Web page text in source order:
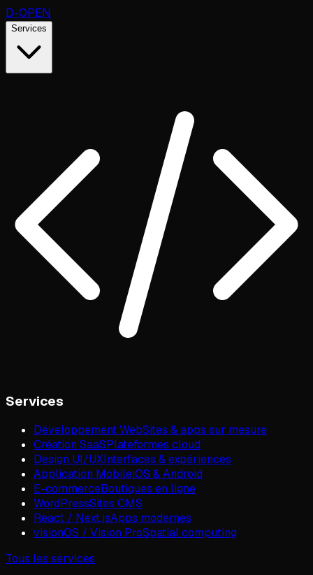
D-OPEN
Services
Services
Développement WebSites & apps sur mesure
Création SaaSPlateformes cloud
Design UI/UXInterfaces & expériences
Application MobileiOS & Android
E-commerceBoutiques en ligne
WordPressSites CMS
React / Next.jsApps modernes
visionOS / Vision ProSpatial computing
Tous les services